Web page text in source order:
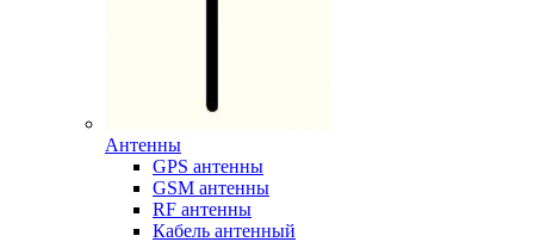
Антенны
GPS антенны
GSM антенны
RF антенны
Кабель антенный